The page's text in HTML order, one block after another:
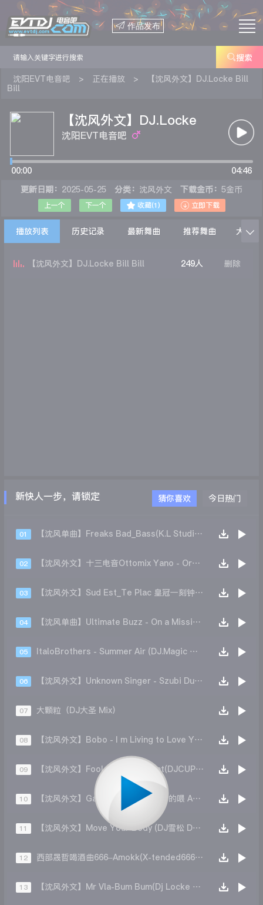
 作品发布
搜索
沈阳EVT电音吧 > 正在播放 >
【沈风外文】DJ.Locke Bill
Bill
【沈风外文】DJ.Locke
Bill Bill
沈阳EVT电音吧
00:00
04:46
更新日期： 2025-05-25 分类： 沈风外文 下载金币： 5金币
上一个 下一个  收藏(1 )  立即下载
播放列表 历史记录 最新舞曲 推荐舞曲 大家在

【沈风外文】DJ.Locke Bill Bill 249人 删除
更新快人一步，请锁定沈阳EVT电音吧WWW.EVTDJ.COM
猜你喜欢 今日热门
01 【沈风单曲】Freaks Bad_Bass(K.L Studio DJ凯利 Original Mix)
02 【沈风外文】十三电音Ottomix Yano - Orgia(DJ一洋 Mix)
03 【沈风外文】Sud Est_Te Plac 皇冠一刻钟(DjCupid小秋 Re-Work)
04 【沈风单曲】Ultimate Buzz - On a Mission 全体起立(DJ 禄芷琦 Mix)
05 ItaloBrothers - Summer Air (DJ.Magic 小强 Mix)
06 【沈风外文】Unknown Singer - Szubi Dubi(Dj.阿洋 Extended Mix)
07 大颗粒（DJ大圣 Mix）
08 【沈风外文】Bobo - I m Living to Love You V2(DJ杰森 Mix)
09 【沈风外文】Fool Groovers Feat(DJCUPID.小秋DJ阿亮 Mix)
10 【沈风外文】Gabry Ponte - Come的喂 ABC(DJ.Eivin一文 Official Mix)
11 【沈风外文】Move Your Body (DJ雪松 DJ一文 Official Mix)
12 西部晟哲喝酒曲666–Amokk(X-tended666Mix)
13 【沈风外文】Mr Vla-Bum Bum(Dj Locke Extended Mix)